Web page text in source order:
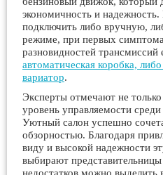
экономичность и
подключить либо вручную,
режиме, при первых
разновидностей трансмиссий
автоматическая коробка,
вариатор.
Эксперты отмечают не
уровень управляемости
Уютный салон успешно
обзорностью. Благодаря
виду и высокой надежности
выбирают
недостатков можно выделить